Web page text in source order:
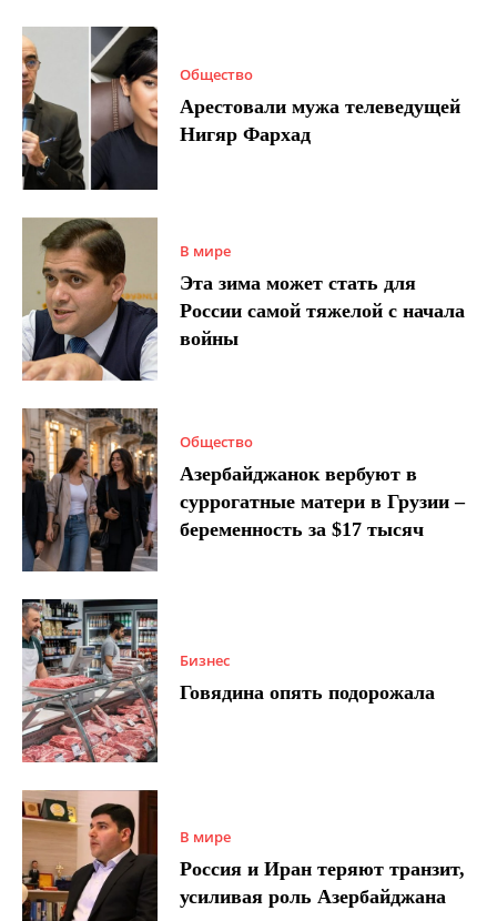
Общество
Арестовали мужа телеведущей
Нигяр Фархад
В мире
Эта зима может стать для
России самой тяжелой с начала
войны
Общество
Азербайджанок вербуют в
суррогатные матери в Грузии –
беременность за $17 тысяч
Бизнес
Говядина опять подорожала
В мире
Россия и Иран теряют транзит,
усиливая роль Азербайджана